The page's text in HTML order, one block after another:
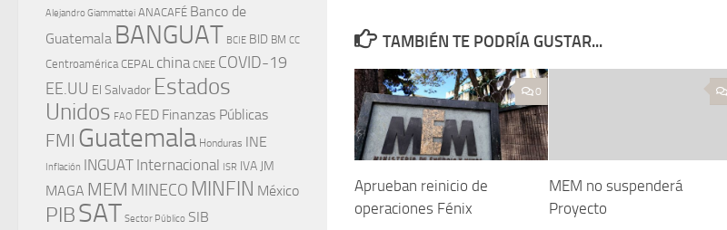
TAMBIÉN TE PODRÍA GUSTAR...
0
Aprueban reinicio de
operaciones Fénix
MEM no suspenderá
Proyecto
Alejandro Giammattei ANACAFÉ Banco de
Guatemala BANGUAT BCIE BID BM CC
Centroamérica CEPAL china CNEE COVID-19
EE.UU El Salvador Estados
Unidos FAO FED Finanzas Públicas
FMI Guatemala Honduras INE
Inflación INGUAT Internacional ISR IVA JM
MAGA MEM MINECO MINFIN México
PIBSAT Sector Público SIB